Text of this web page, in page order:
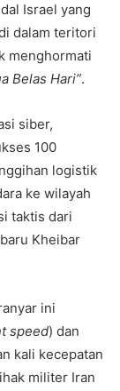
Israel yang
dalam teritori
menghormati
Belas Hari”.
siber,
100
logistik
ke wilayah
taktis dari
Kheibar
ini
speed) dan
kali kecepatan
militer Iran